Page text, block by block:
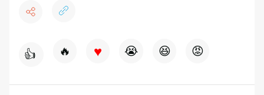
👍 🔥 ♥ 😭 😆 😡